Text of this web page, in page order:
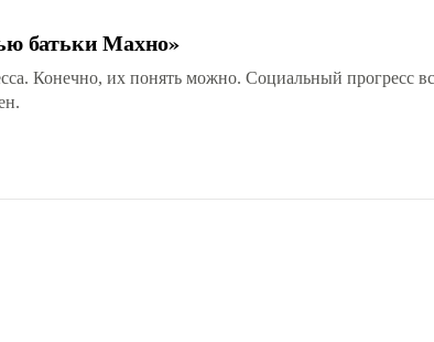
батьки Махно»
Конечно, их понять можно. Социальный прогресс